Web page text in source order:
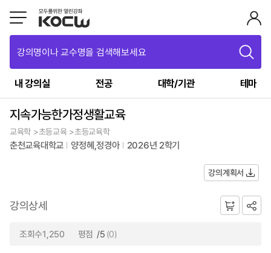
강의명이나 교수명을 검색해보세요
내 강의실 전공 대학/기관 테마
지속가능한가정생활교육
교육학 >초등교육 >초등교육학
춘천교육대학교 양정혜,정경아 2026년 2학기
강의계획서
강의상세
조회수1,250 평점 /5 (0)